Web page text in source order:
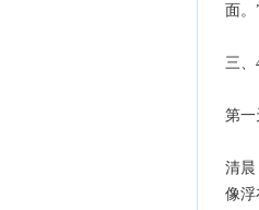
面
三
第一
清晨
像